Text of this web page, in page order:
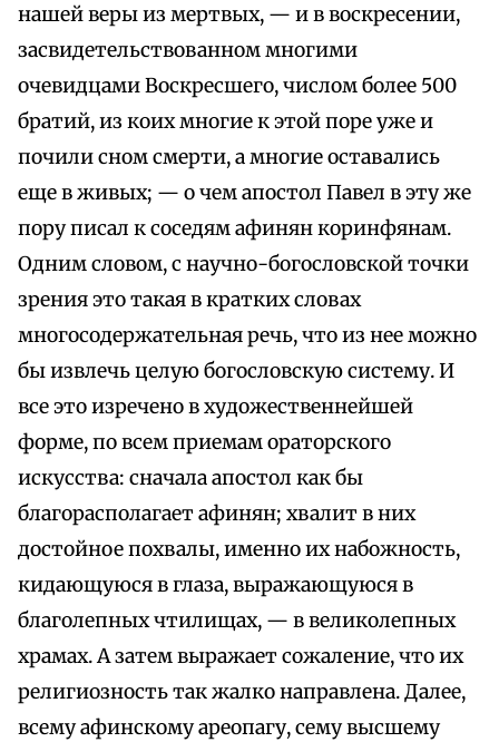
нашей веры из мертвых, — и в воскресении,
засвидетельствованном многими
очевидцами Воскресшего, числом более 500
братий, из коих многие к этой поре уже и
почили сном смерти, а многие оставались
еще в живых; — о чем апостол Павел в эту же
пору писал к соседям афинян коринфянам.
Одним словом, с научно-богословской точки
зрения это такая в кратких словах
многосодержательная речь, что из нее можно
бы извлечь целую богословскую систему. И
все это изречено в художественнейшей
форме, по всем приемам ораторского
искусства: сначала апостол как бы
благорасполагает афинян; хвалит в них
достойное похвалы, именно их набожность,
кидающуюся в глаза, выражающуюся в
благолепных чтилищах, — в великолепных
храмах. А затем выражает сожаление, что их
религиозность так жалко направлена. Далее,
всему афинскому ареопагу, сему высшему